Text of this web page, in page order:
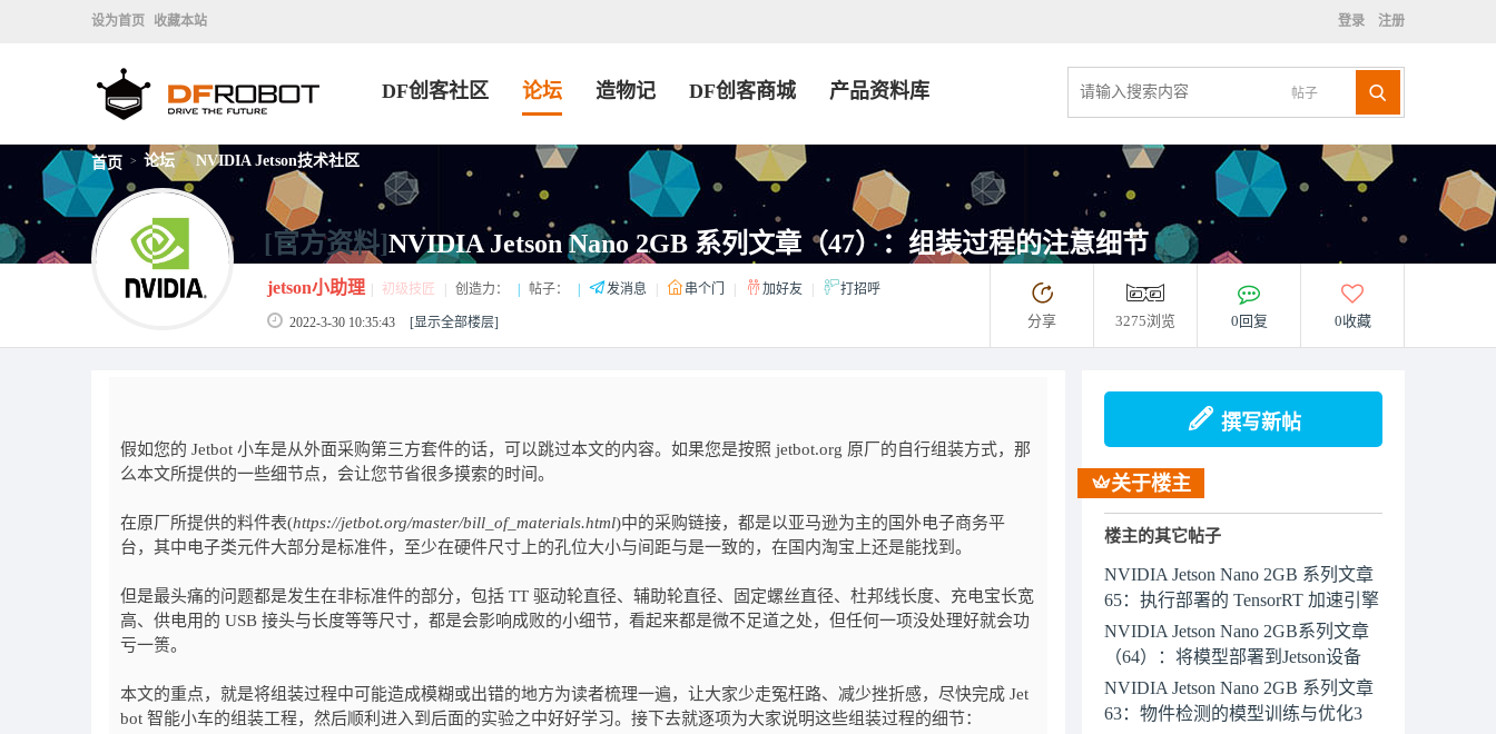
设为首页 收藏本站 登录 注册
帖子
DF创客社区 论坛 造物记 DF创客商城 产品资料库
首页 > 论坛 > NVIDIA Jetson技术社区
[官方资料]NVIDIA Jetson Nano 2GB 系列文章（47）：组装过程的注意细节
jetson小助理 初级技匠 创造力： 帖子： 发消息 串个门 加好友 打招呼
2022-3-30 10:35:43 [显示全部楼层] 分享 3275浏览 0回复 0收藏
假如您的 Jetbot 小车是从外面采购第三方套件的话，可以跳过本文的内容。如果您是按照 jetbot.org 原厂的自行组装方式，那
么本文所提供的一些细节点，会让您节省很多摸索的时间。
在原厂所提供的料件表(https://jetbot.org/master/bill_of_materials.html)中的采购链接，都是以亚马逊为主的国外电子商务平
台，其中电子类元件大部分是标准件，至少在硬件尺寸上的孔位大小与间距与是一致的，在国内淘宝上还是能找到。
但是最头痛的问题都是发生在非标准件的部分，包括 TT 驱动轮直径、辅助轮直径、固定螺丝直径、杜邦线长度、充电宝长宽
高、供电用的 USB 接头与长度等等尺寸，都是会影响成败的小细节，看起来都是微不足道之处，但任何一项没处理好就会功
亏一篑。
本文的重点，就是将组装过程中可能造成模糊或出错的地方为读者梳理一遍，让大家少走冤枉路、减少挫折感，尽快完成 Jet
bot 智能小车的组装工程，然后顺利进入到后面的实验之中好好学习。接下去就逐项为大家说明这些组装过程的细节：
撰写新帖
关于楼主
楼主的其它帖子
NVIDIA Jetson Nano 2GB 系列文章
65：执行部署的 TensorRT 加速引擎
NVIDIA Jetson Nano 2GB系列文章
（64）：将模型部署到Jetson设备
NVIDIA Jetson Nano 2GB 系列文章
63：物件检测的模型训练与优化3